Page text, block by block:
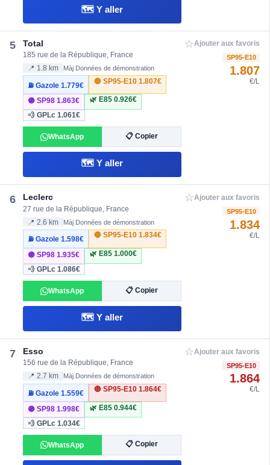
🗺️ Y aller
5 Total
185 rue de la République, France
📍 1.8 km Màj Données de démonstration
⛽ Gazole1.779€
🔴 SP95-E10 1.807€
🟣 SP981.863€ 🌿 E85 0.926€
💨 GPLc1.061€
WhatsApp 📋 Copier
🗺️ Y aller
☆Ajouter aux favoris
SP95-E10
1.807
€/L
6 Leclerc
27 rue de la République, France
📍 2.6 km Màj Données de démonstration
⛽ Gazole1.598€
🔴 SP95-E10 1.834€
🟣 SP981.935€ 🌿 E85 1.000€
💨 GPLc1.086€
WhatsApp 📋 Copier
🗺️ Y aller
☆Ajouter aux favoris
SP95-E10
1.834
€/L
7 Esso
156 rue de la République, France
📍 2.7 km Màj Données de démonstration
⛽ Gazole1.559€
🔴 SP95-E10 1.864€
🟣 SP981.998€ 🌿 E85 0.944€
💨 GPLc1.034€
WhatsApp 📋 Copier
☆Ajouter aux favoris
SP95-E10
1.864
€/L